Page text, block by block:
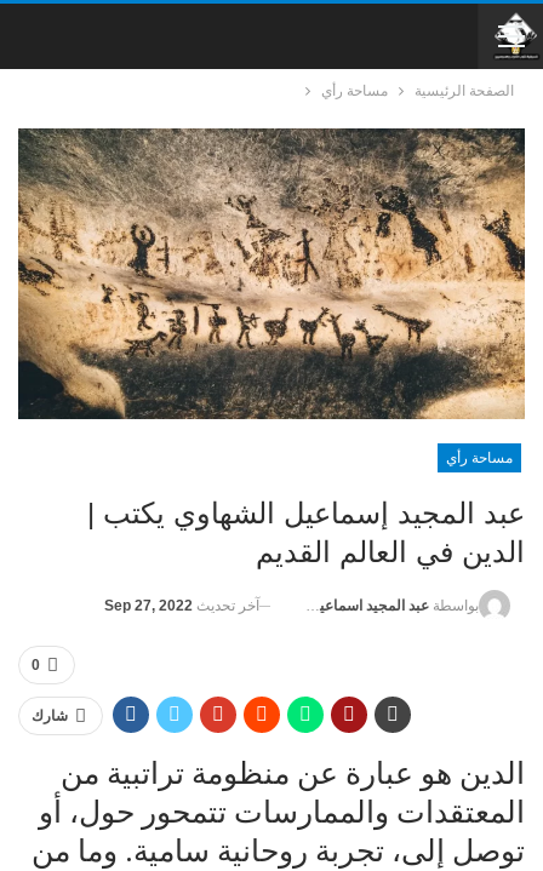
الصفحة الرئيسية مساحة رأي
مساحة رأي
عبد المجيد إسماعيل الشهاوي يكتب |
الدين في العالم القديم
بواسطة عبد المجيد اسماعيل الشهاوي آخر تحديث Sep 27, 2022
0
شارك
الدين هو عبارة عن منظومة تراتبية من
المعتقدات والممارسات تتمحور حول، أو
توصل إلى، تجربة روحانية سامية. وما من